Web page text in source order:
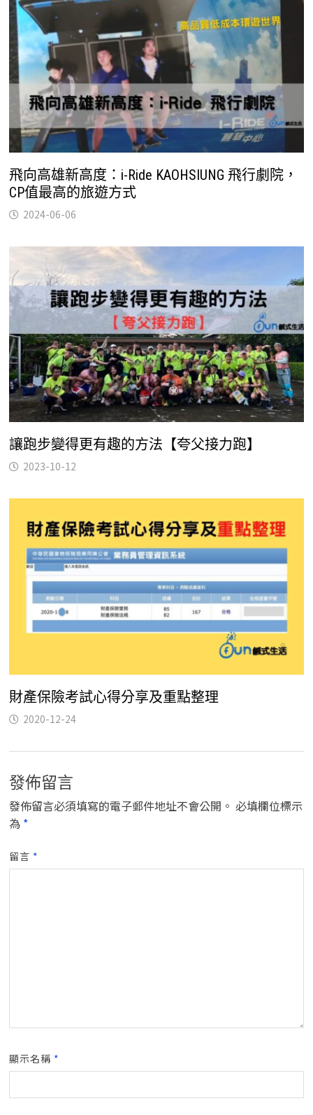
飛向高雄新高度：i-Ride KAOHSIUNG 飛行劇院，
CP值最高的旅遊方式
2024-06-06
讓跑步變得更有趣的方法【夸父接力跑】
2023-10-12
財產保險考試心得分享及重點整理
2020-12-24
發佈留言
發佈留言必須填寫的電子郵件地址不會公開。 必填欄位標示
為 *
留言 *
顯示名稱 *